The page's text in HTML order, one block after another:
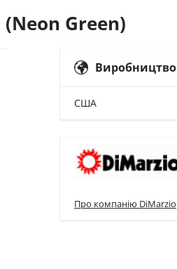
Green)
Виробництво
США
Про компанію DiMarzio